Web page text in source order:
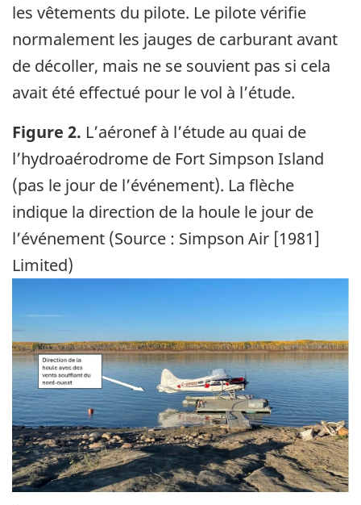
les vêtements du pilote. Le pilote vérifie
normalement les jauges de carburant avant
de décoller, mais ne se souvient pas si cela
avait été effectué pour le vol à l’étude.
Figure 2. L’aéronef à l’étude au quai de
l’hydroaérodrome de Fort Simpson Island
(pas le jour de l’événement). La flèche
indique la direction de la houle le jour de
l’événement (Source : Simpson Air [1981]
Limited)